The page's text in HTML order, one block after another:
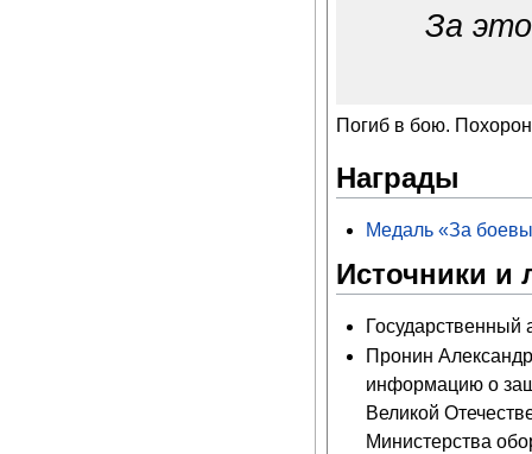
За
Погиб в бою.
Награды
Медаль «За
Источники и
Пронин
информацию о
Великой
Министерства